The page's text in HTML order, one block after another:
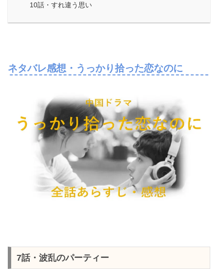
10話・すれ違う思い
ネタバレ感想・うっかり拾った恋なのに
7話・波乱のパーティー